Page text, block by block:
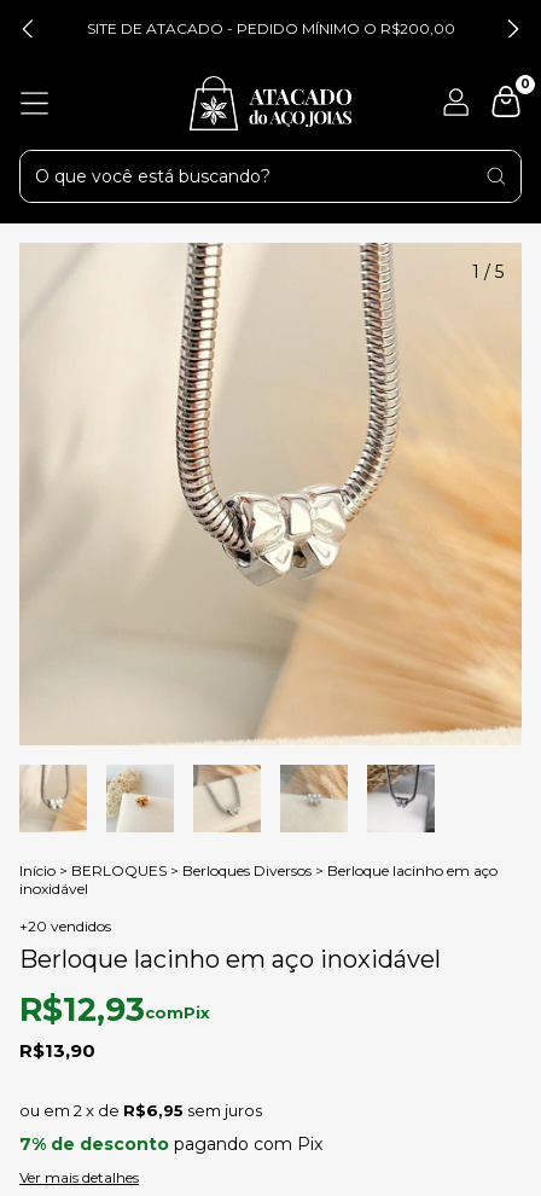
SITE DE ATACADO - PEDIDO MÍNIMO O R$200,00
0
1 / 5
Início > BERLOQUES > Berloques Diversos > Berloque lacinho em aço
inoxidável
+20 vendidos
Berloque lacinho em aço inoxidável
R$13,90
R$12,93comPix
2 x de R$6,95 sem juros
7% de desconto pagando com Pix
Ver mais detalhes